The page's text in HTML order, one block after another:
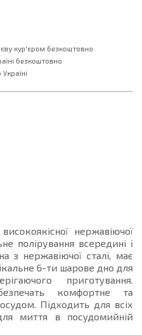
кур'єром безкоштовно
безкоштовно
нержавіючої
полірування всередині і
з нержавіючої сталі, має
6-ти шарове дно для
приготування.
комфортне та
Підходить для всіх
миття в посудомийній